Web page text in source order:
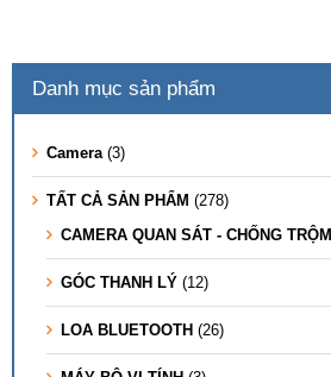
Danh mục sản phẩm
Camera (3)
TẤT CẢ SẢN PHẨM (278)
CAMERA QUAN SÁT - CHỐNG TRỘM
GÓC THANH LÝ (12)
LOA BLUETOOTH (26)